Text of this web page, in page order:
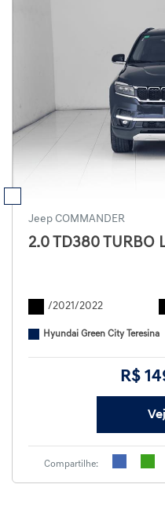
Jeep COMMANDER
2.0 TD380 TURBO
/2021/2022
Hyundai Green City Teresina
R$
Compartilhe: